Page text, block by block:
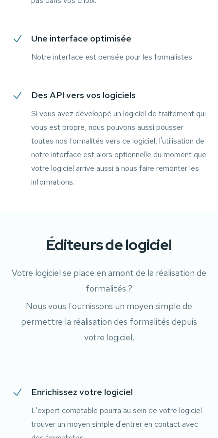
Une interface optimisée
Notre interface est pensée pour les formalistes.
Des API vers vos logiciels
Si vous avez développé un logiciel de traitement qui
vous est propre, nous pouvons aussi pousser
toutes nos formalités vers ce logiciel, l'utilisation de
notre interface est alors optionnelle du moment que
votre logiciel arrive aussi à nous faire remonter les
informations.
Éditeurs de logiciel
Votre logiciel se place en amont de la réalisation de
formalités ?
Nous vous fournissons un moyen simple de
permettre la réalisation des formalités depuis
votre logiciel.
Enrichissez votre logiciel
L'expert comptable pourra au sein de votre logiciel
trouver un moyen simple d'entrer en contact avec